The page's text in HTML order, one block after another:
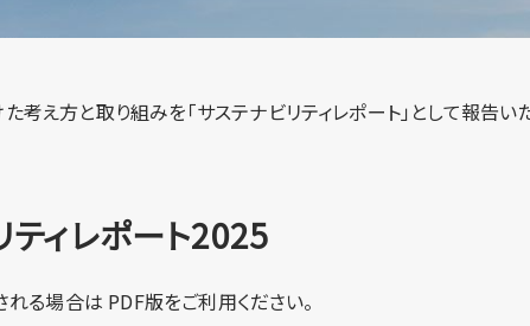
え方と取り組みを「サステナビリティレポート」として報告い
ティレポート2025
る場合は PDF版をご利用ください。